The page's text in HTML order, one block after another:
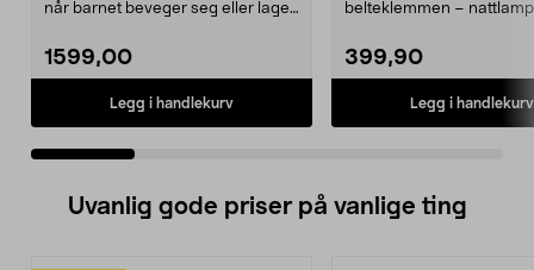
når barnet beveger seg eller lager
1599,00
Legg i handlekurv
belteklemmen –
399,90
Legg i handlekurv
Uvanlig gode priser på vanlige ting